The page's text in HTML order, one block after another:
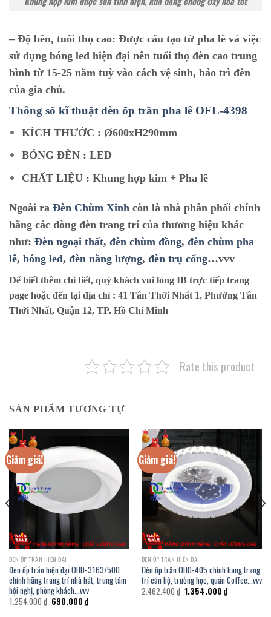
– Độ bền, tuổi thọ cao: Được cấu tạo từ pha lê và việc
sử dụng bóng led hiện đại nên tuổi thọ đèn cao trung
bình từ 15-25 năm tuỳ vào cách vệ sinh, bảo trì đèn
của gia chủ.
Thông số kĩ thuật đèn ốp trần pha lê OFL-4398
KÍCH THƯỚC : Ø600xH290mm
BÓNG ĐÈN : LED
CHẤT LIỆU : Khung hợp kim + Pha lê
Ngoài ra Đèn Chùm Xinh còn là nhà phân phối chính
hãng các dòng đèn trang trí của thương hiệu khác
như: Đèn ngoại thất, đèn chùm đồng, đèn chùm pha
lê, bóng led, đèn năng lượng, đèn trụ cổng…vvv
Để biết thêm chi tiết, quý khách vui lòng IB trực tiếp trang
page hoặc đến tại địa chỉ : 41 Tân Thới Nhất 1, Phường Tân
Thới Nhất, Quận 12, TP. Hồ Chí Minh
Rate this product
SẢN PHẨM TƯƠNG TỰ
Giảm giá!
ĐÈN ỐP TRẦN HIỆN ĐẠI
Đèn ốp trần hiện đại OHD-3163/500
chính hãng trang trí nhà hát, trung tâm
hội nghị, phòng khách…vvv
1.254.000₫ Giá
gốc
690.000 ₫Giá
hiện
Giảm giá!
ĐÈN ỐP TRẦN HIỆN ĐẠI
Đèn ốp trần OHD-405 chính hãng trang
trí căn hộ, trường học, quán Coffee…vvv
2.462.400₫ Giá
gốc
1.354.000 ₫Giá
hiện